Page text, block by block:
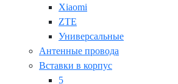
Xiaomi
ZTE
Универсальные
Антенные провода
Вставки в корпус
5